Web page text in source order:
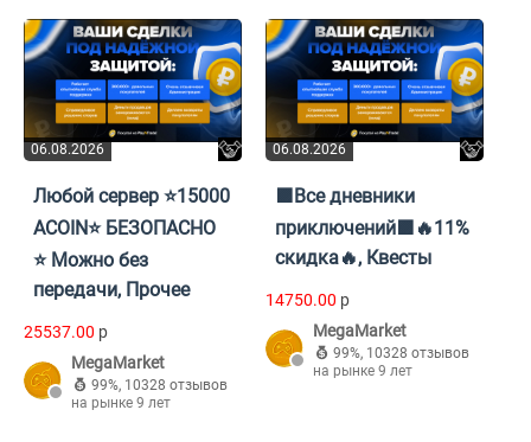
06.08.2026
Любой сервер ⭐️15000
ACOIN⭐️ БЕЗОПАСНО
⭐️ Можно без
передачи, Прочее
25537.00 p
MegaMarket
99%, 10328 отзывов
на рынке 9 лет
06.08.2026
🟪Все дневники
приключений🟪🔥11%
скидка🔥, Квесты
14750.00 p
MegaMarket
99%, 10328 отзывов
на рынке 9 лет